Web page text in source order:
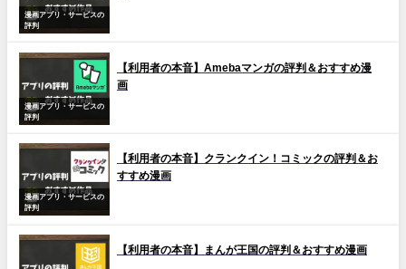
漫画アプリ・サービスの
評判
漫画アプリ・サービスの
評判
【利用者の本音】Amebaマンガの評判＆おすすめ漫
画
漫画アプリ・サービスの
評判
【利用者の本音】クランクイン！コミックの評判＆お
すすめ漫画
【利用者の本音】まんが王国の評判＆おすすめ漫画